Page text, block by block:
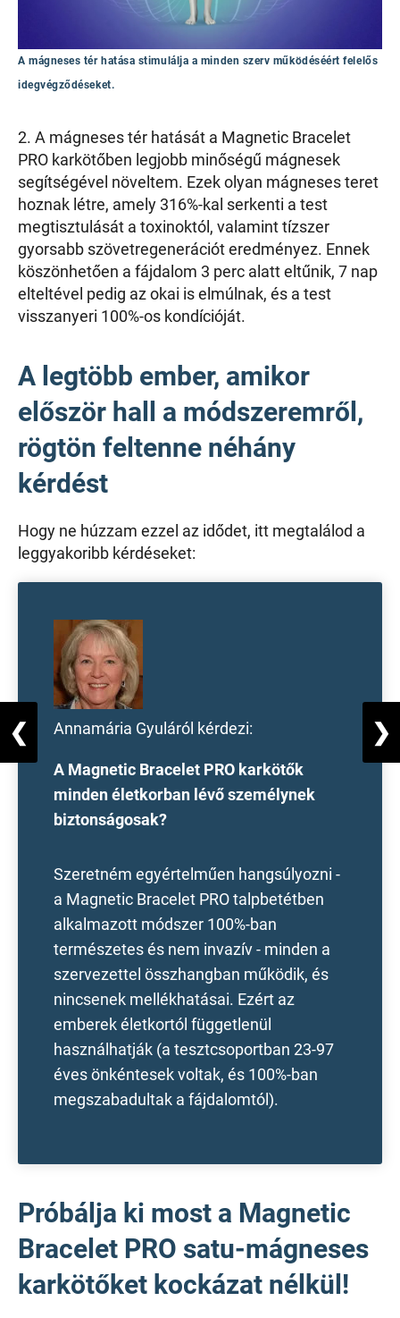
A mágneses tér hatása stimulálja a minden szerv működéséért felelős
idegvégződéseket.
2. A mágneses tér hatását a Magnetic Bracelet
PRO karkötőben legjobb minőségű mágnesek
segítségével növeltem. Ezek olyan mágneses teret
hoznak létre, amely 316%-kal serkenti a test
megtisztulását a toxinoktól, valamint tízszer
gyorsabb szövetregenerációt eredményez. Ennek
köszönhetően a fájdalom 3 perc alatt eltűnik, 7 nap
elteltével pedig az okai is elmúlnak, és a test
visszanyeri 100%-os kondícióját.
A legtöbb ember, amikor
először hall a módszeremről,
rögtön feltenne néhány
kérdést
Hogy ne húzzam ezzel az idődet, itt megtalálod a
leggyakoribb kérdéseket:
Annamária Gyuláról kérdezi:
A Magnetic Bracelet PRO karkötők
minden életkorban lévő személynek
biztonságosak?
Szeretném egyértelműen hangsúlyozni -
a Magnetic Bracelet PRO talpbetétben
alkalmazott módszer 100%-ban
természetes és nem invazív - minden a
szervezettel összhangban működik, és
nincsenek mellékhatásai. Ezért az
emberek életkortól függetlenül
használhatják (a tesztcsoportban 23-97
éves önkéntesek voltak, és 100%-ban
megszabadultak a fájdalomtól).
❮ ❯
Próbálja ki most a Magnetic
Bracelet PRO satu-mágneses
karkötőket kockázat nélkül!